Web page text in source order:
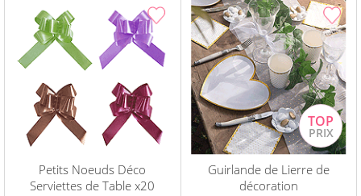
Petits Noeuds Déco
Serviettes de Table x20
Guirlande de Lierre de
décoration